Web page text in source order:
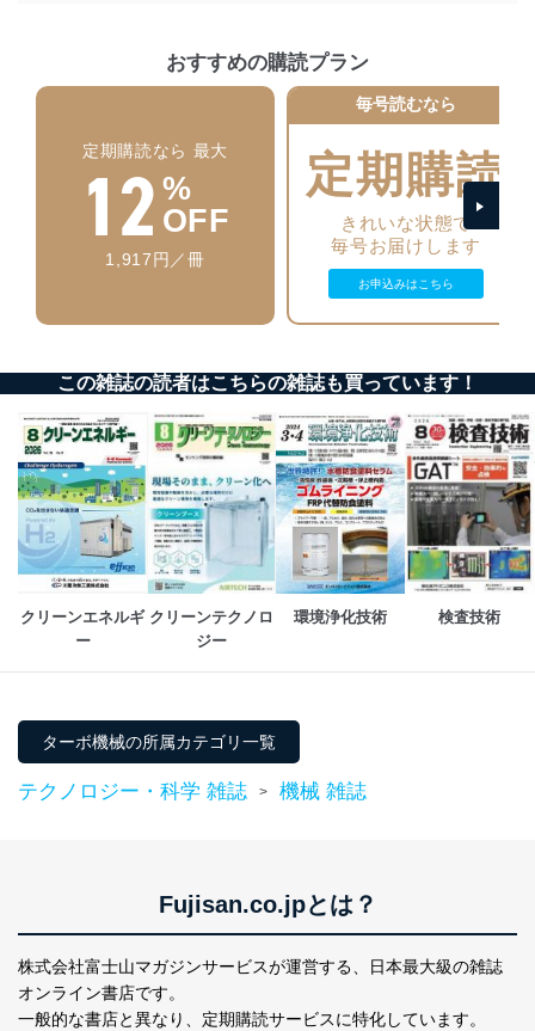
個人データを取り扱うことのできる機器及び当該
機器を取り扱う従業者を明確化し、 個人データへ
の不要なアクセスを防止しています。
アクセス者の識別と認証
機器に標準装備されているユーザー制御機能（ユ
ーザーアカウント制御）により、個人情報データ
ベース等を取り扱う情報システムを使用する従業
外部からの不正アクセス等の防止
システムを最新の状態に保持しています。
個人データを取り扱う機器等にセキュリティ対策
ソフトウェア等を導入し、自動更新 機能等の活用
により、これを最新状態としています。
情報システムの使用に伴う漏洩等の防止
メール等により個人データの含まれるファイルを
送信する場合に、当該ファイルへのパスワードを
設定しています。
個人情報保護マネジメントシステムの継続的改善
当社は、内部監査及びマネジメントレビューの機会を通
苦情及び相談受付け窓口
ステムに関するご相談及び苦情については以下までご連
TEL：0570-200-223
FAX：03-5459-7073
e-mail：cs@fujisan.co.jp
改訂：2025年2月20日
おすすめの購読プラン
定期購読なら 最大
12 %
OFF
1,917円／冊
毎号読むなら
定期購読
きれいな状態で
毎号お届けします
お申込みはこちら
この雑誌の読者はこちらの雑誌も買っています！
クリーンエネルギ
ー
クリーンテクノロ
ジー
環境浄化技術 検査技術
ターボ機械の所属カテゴリ一覧
テクノロジー・科学 雑誌 > 機械 雑誌
Fujisan.co.jpとは？
株式会社富士山マガジンサービスが運営する、
日本最大級の雑誌
オンライン書店です。
一般的な書店と異なり、 定期購読サービスに特化しています。